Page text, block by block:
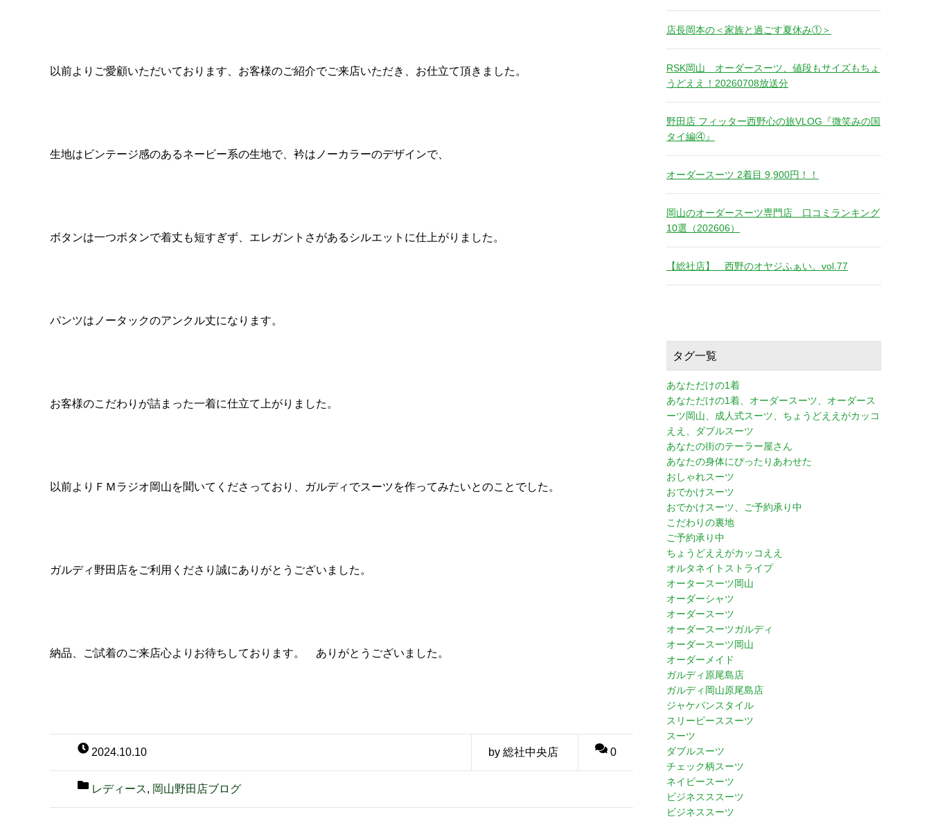
以前よりご愛顧いただいております、お客様のご紹介でご来店いただき、お仕立て頂きました。
生地はビンテージ感のあるネービー系の生地で、衿はノーカラーのデザインで、
ボタンは一つボタンで着丈も短すぎず、エレガントさがあるシルエットに仕上がりました。
パンツはノータックのアンクル丈になります。
お客様のこだわりが詰まった一着に仕立て上がりました。
以前よりＦＭラジオ岡山を聞いてくださっており、ガルディでスーツを作ってみたいとのことでした。
ガルディ野田店をご利用くださり誠にありがとうございました。
納品、ご試着のご来店心よりお待ちしております。 ありがとうございました。
2024.10.10 by 総社中央店 0
レディース, 岡山野田店ブログ
店長岡本の＜家族と過ごす夏休み①＞
RSK岡山 オーダースーツ、値段もサイズもちょ
うどええ！20260708放送分
野田店 フィッター西野心の旅VLOG『微笑みの国
タイ編④』
オーダースーツ 2着目 9,900円！！
岡山のオーダースーツ専門店 口コミランキング
10選（202606）
【総社店】 西野のオヤジふぁい。vol.77
タグ一覧
あなただけの1着
あなただけの1着、オーダースーツ、オーダース
ーツ岡山、成人式スーツ、ちょうどええがカッコ
ええ、ダブルスーツ
あなたの街のテーラー屋さん
あなたの身体にぴったりあわせた
おしゃれスーツ
おでかけスーツ
おでかけスーツ、ご予約承り中
こだわりの裏地
ご予約承り中
ちょうどええがカッコええ
オルタネイトストライプ
オータースーツ岡山
オーダーシャツ
オーダースーツ
オーダースーツガルディ
オーダースーツ岡山
オーダーメイド
ガルディ原尾島店
ガルディ岡山原尾島店
ジャケパンスタイル
スリーピーススーツ
スーツ
ダブルスーツ
チェック柄スーツ
ネイビースーツ
ビジネスススーツ
ビジネススーツ